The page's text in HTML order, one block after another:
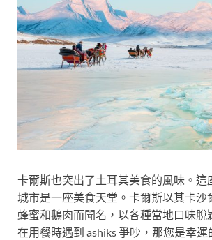
卡爾斯也突出了土耳其美食的風味。這
城市是一座美食天堂。卡爾斯以其卡沙
蜂蜜和鵝肉而聞名，以各種當地口味脫
在用餐時遇到 ashiks 爭吵，那您是幸運